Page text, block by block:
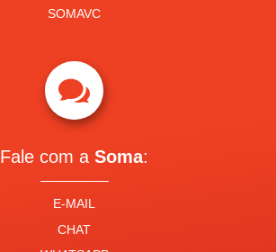
SOMAVC

Fale com aSoma:
E-MAIL
CHAT